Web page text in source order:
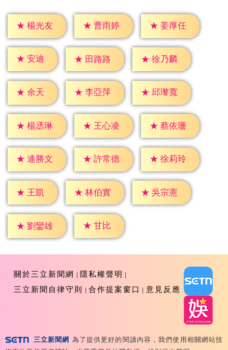
★ 楊光友 ★ 曹雨婷 ★ 姜厚任
★ 安迪 ★ 田路路 ★ 徐乃麟
★ 余天 ★ 李亞萍 ★ 邱瓈寬
★ 楊丞琳 ★ 王心凌 ★ 蔡依珊
★ 連勝文 ★ 許常德 ★ 徐莉玲
★ 王凱 ★ 林伯實 ★ 吳宗憲
★ 劉鑾雄 ★ 甘比
關於三立新聞網
隱私權聲明
三立新聞自律守則
合作提案窗口 意見反應
Copyright ©2026 Sanlih E-Television All Rights
三立新聞網 為了提供更好的閱讀內容，我們使用相關網站技